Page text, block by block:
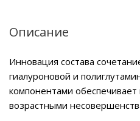
Описание
Инновация состава
гиалуроновой и
компонентами
возрастными